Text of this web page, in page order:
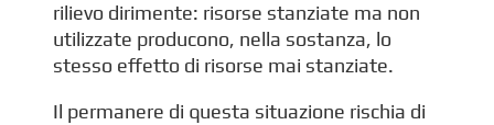
rilievo dirimente: risorse stanziate ma non
utilizzate producono, nella sostanza, lo
stesso effetto di risorse mai stanziate.
Il permanere di questa situazione rischia di